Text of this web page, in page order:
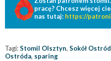
pracę? Chcesz więcej
nas tutaj: https://
Tagi:Stomil Olsztyn, Sokół
Ostróda, sparing